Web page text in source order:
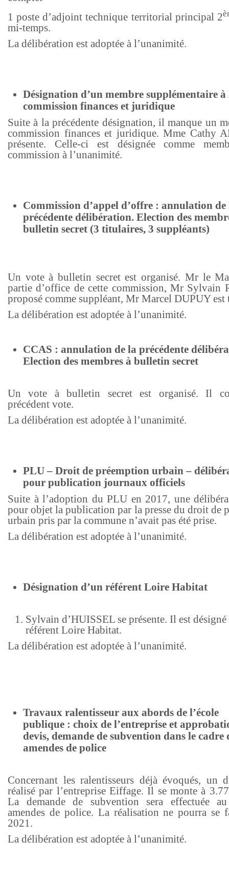
1 poste d’adjoint technique territorial principal 2
mi-temps.
La délibération est adoptée à l’unanimité.
Désignation d’un membre supplémentaire à
commission finances et juridique
Suite à la précédente désignation, il manque un
commission finances et juridique. Mme Cathy
présente. Celle-ci est désignée comme
commission à l’unanimité.
Commission d’appel d’offre : annulation de
précédente délibération. Election des
bulletin secret (3 titulaires, 3 suppléants)
Un vote à bulletin secret est organisé. Mr le
partie d’office de cette commission, Mr Sylvain
proposé comme suppléant, Mr Marcel DUPUY
La délibération est adoptée à l’unanimité.
CCAS : annulation de la précédente
Election des membres à bulletin secret
Un vote à bulletin secret est organisé. Il
précédent vote.
La délibération est adoptée à l’unanimité.
PLU – Droit de préemption urbain –
pour publication journaux officiels
Suite à l’adoption du PLU en 2017, une
pour objet la publication par la presse du droit de
urbain pris par la commune n’avait pas été prise.
La délibération est adoptée à l’unanimité.
Désignation d’un référent Loire Habitat
Sylvain d’HUISSEL se présente. Il est désigné
référent Loire Habitat.
La délibération est adoptée à l’unanimité.
Travaux ralentisseur aux abords de l’école
publique : choix de l’entreprise et
devis, demande de subvention dans le cadre
amendes de police
Concernant les ralentisseurs déjà évoqués, un
réalisé par l’entreprise Eiffage. Il se monte à
La demande de subvention sera effectuée
amendes de police. La réalisation ne pourra se
2021.
La délibération est adoptée à l’unanimité.